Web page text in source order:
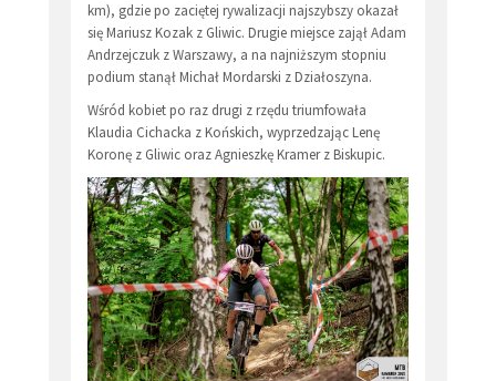
km), gdzie po zaciętej rywalizacji najszybszy okazał
się Mariusz Kozak z Gliwic. Drugie miejsce zajął Adam
Andrzejczuk z Warszawy, a na najniższym stopniu
podium stanął Michał Mordarski z Działoszyna.
Wśród kobiet po raz drugi z rzędu triumfowała
Klaudia Cichacka z Końskich, wyprzedzając Lenę
Koronę z Gliwic oraz Agnieszkę Kramer z Biskupic.